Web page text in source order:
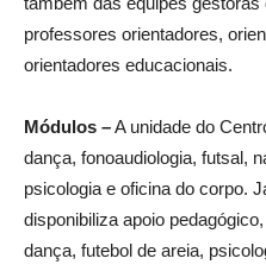
professores orientadores,
orientadores educacionais.
Módulos –A unidade do
dança, fonoaudiologia, futsal,
psicologia e oficina do corpo.
disponibiliza apoio
dança, futebol de areia,